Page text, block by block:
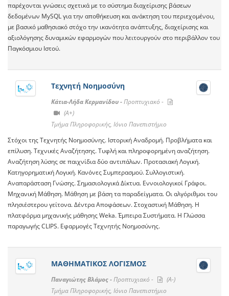
παρέχονται γνώσεις σχετικά με το σύστημα διαχείρισης βάσεων
δεδομένων MySQL για την αποθήκευση και ανάκτηση του περιεχομένου,
με βασικό μαθησιακό στόχο την ικανότητα ανάπτυξης, διαχείρισης και
αξιολόγησης δυναμικών εφαρμογών που λειτουργούν στο περιβάλλον του
Παγκόσμιου Ιστού.
Τεχνητή Νοημοσύνη
Κάτια-Λήδα Κερμανίδου -Προπτυχιακό -
(A+)
Τμήμα Πληροφορικής, Ιόνιο Πανεπιστήμιο
Στόχοι της Τεχνητής Νοημοσύνης. Ιστορική Αναδρομή. Προβλήματα και
επίλυση. Τεχνικές Αναζήτησης. Τυφλή και πληροφορημένη αναζήτηση.
Αναζήτηση λύσης σε παιχνίδια δύο αντιπάλων. Προτασιακή Λογική.
Κατηγορηματική Λογική. Κανόνες Συμπερασμού. Συλλογιστική.
Αναπαράσταση Γνώσης. Σημασιολογικά Δίκτυα. Εννοιολογικοί Γράφοι.
Μηχανική Μάθηση. Μάθηση με βάση τα παραδείγματα. Οι αλγόριθμοι του
πλησιέστερου γείτονα. Δέντρα Αποφάσεων. Στοχαστική Μάθηση. Η
πλατφόρμα μηχανικής μάθησης Weka. Έμπειρα Συστήματα. Η Γλώσσα
παραγωγής CLIPS. Εφαρμογές Τεχνητής Νοημοσύνης.
ΜΑΘΗΜΑΤΙΚΟΣ ΛΟΓΙΣΜΟΣ
Παναγιώτης Βλάμος -Προπτυχιακό -
(A-)
Τμήμα Πληροφορικής, Ιόνιο Πανεπιστήμιο